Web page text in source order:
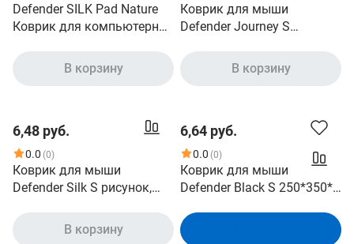
Defender SILK Pad Nature
Коврик для компьютерной
В корзину
Коврик для мыши
Defender Journey S
240х190х0.4мм [50415]
В корзину
6,48 руб.
0.0 (0)
Коврик для мыши
Defender Silk S рисунок,
В корзину
6,64 руб.
0.0 (0)
Коврик для мыши
Defender Black S 250*350*3